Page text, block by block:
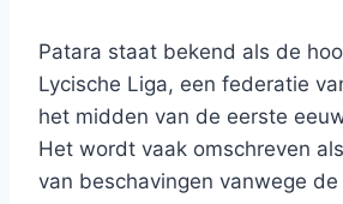
Patara staat bekend als de
Lycische Liga, een federatie
het midden van de eerste
Het wordt vaak omschreven
van beschavingen vanwege